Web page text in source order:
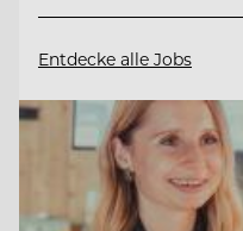
Entdecke alle Jobs